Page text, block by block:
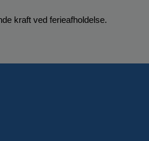
kraft ved ferieafholdelse.